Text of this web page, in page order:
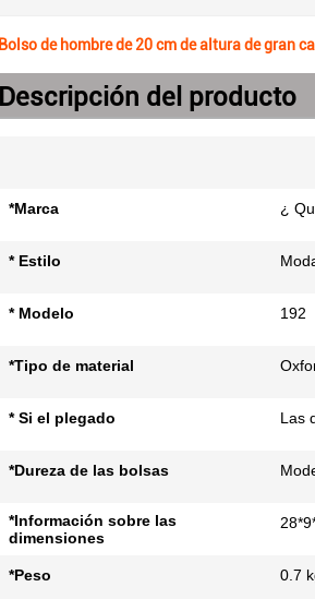
Bolso de hombre de 20 cm de altura de gran
Descripción del producto
*Marca ¿
* Estilo
* Modelo 192
*Tipo de material
* Si el plegado Las
*Dureza de las bolsas
*Información sobre las
dimensiones
*Peso 0.7